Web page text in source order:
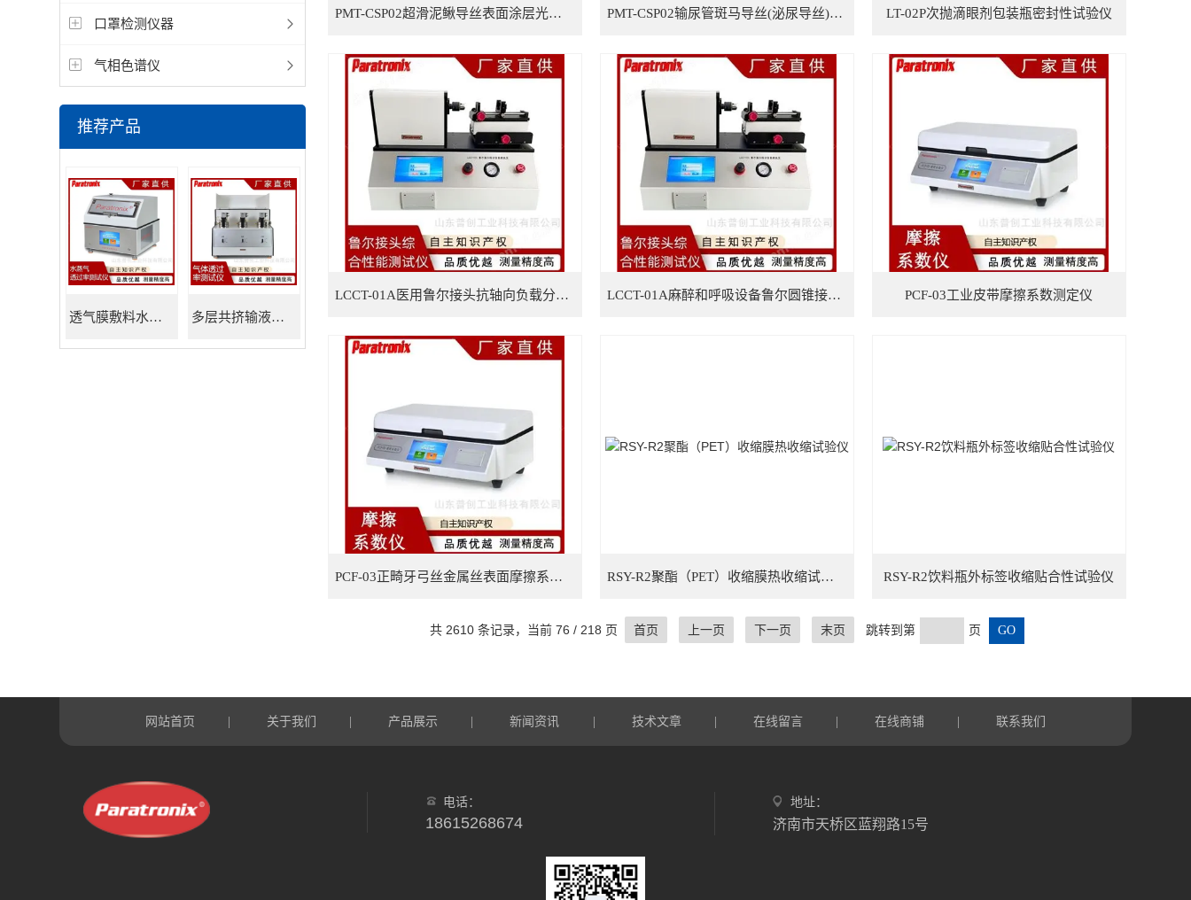
口罩检测仪器
气相色谱仪
推荐产品
透气膜敷料水蒸透过率测试仪 多层共挤输液用膜氮气透过率测试仪
PMT-CSP02超滑泥鳅导丝表面涂层光滑性测试仪 PMT-CSP02输尿管斑马导丝(泌尿导丝)摩擦力测试仪 LT-02P次抛滴眼剂包装瓶密封性试验仪
LCCT-01A医用鲁尔接头抗轴向负载分离试验仪 LCCT-01A麻醉和呼吸设备鲁尔圆锥接头测试仪 PCF-03工业皮带摩擦系数测定仪
PCF-03正畸牙弓丝金属丝表面摩擦系数测试仪 RSY-R2聚酯（PET）收缩膜热收缩试验仪 RSY-R2饮料瓶外标签收缩贴合性试验仪
共 2610 条记录，当前 76 / 218 页 首页 上一页 下一页 末页 跳转到第 页
网站首页 关于我们 产品展示 新闻资讯 技术文章 在线留言 在线商铺 联系我们
电话：
18615268674
地址：
济南市天桥区蓝翔路15号